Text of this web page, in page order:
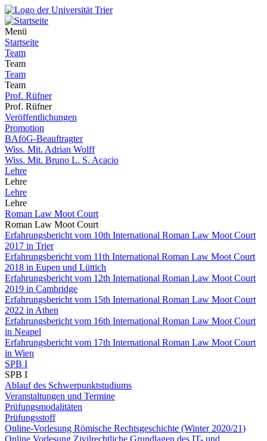
Menü
Startseite
Team
Team
Team
Team
Prof. Rüfner
Prof. Rüfner
Veröffentlichungen
Promotion
BAföG-Beauftragter
Wiss. Mit. Adrian Wolff
Wiss. Mit. Bruno L. S. Acacio
Lehre
Lehre
Lehre
Lehre
Roman Law Moot Court
Roman Law Moot Court
Erfahrungsbericht vom 10th International Roman Law Moot Court
2017 in Trier
Erfahrungsbericht vom 11th International Roman Law Moot Court
2018 in Eupen und Lüttich
Erfahrungsbericht vom 12th International Roman Law Moot Court
2019 in Cambridge
Erfahrungsbericht vom 15th International Roman Law Moot Court
2022 in Athen
Erfahrungsbericht vom 16th International Roman Law Moot Court
in Neapel
Erfahrungsbericht vom 17th International Roman Law Moot Court
in Wien
SPB I
SPB I
Ablauf des Schwerpunktstudiums
Veranstaltungen und Termine
Prüfungsmodalitäten
Prüfungsstoff
Online-Vorlesung Römische Rechtsgeschichte (Winter 2020/21)
Online Vorlesung Zivilrechtliche Grundlagen des IT- und